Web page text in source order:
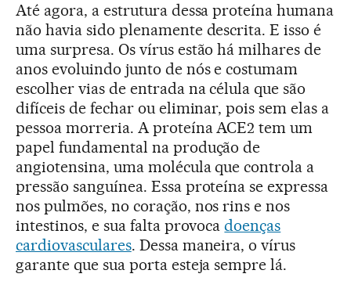
Até agora, a estrutura dessa proteína humana
não havia sido plenamente descrita. E isso é
uma surpresa. Os vírus estão há milhares de
anos evoluindo junto de nós e costumam
escolher vias de entrada na célula que são
difíceis de fechar ou eliminar, pois sem elas a
pessoa morreria. A proteína ACE2 tem um
papel fundamental na produção de
angiotensina, uma molécula que controla a
pressão sanguínea. Essa proteína se expressa
nos pulmões, no coração, nos rins e nos
intestinos, e sua falta provocadoenças
cardiovasculares. Dessa maneira, o vírus
garante que sua porta esteja sempre lá.